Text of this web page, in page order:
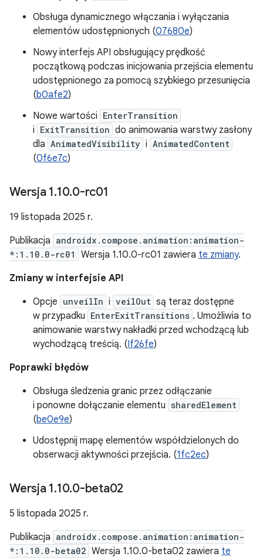
Obsługa dynamicznego włączania i wyłączania
elementów udostępnionych (07680e)
Nowy interfejs API obsługujący prędkość
początkową podczas inicjowania przejścia elementu
udostępnionego za pomocą szybkiego przesunięcia
(b0afe2)
Nowe wartości EnterTransition
i ExitTransition do animowania warstwy zasłony
dla AnimatedVisibility i AnimatedContent
(0f6e7c)
Wersja 1.10.0-rc01
19 listopada 2025 r.
Publikacja androidx.compose.animation:animation-
*:1.10.0-rc01
Wersja 1.10.0-rc01 zawiera te zmiany.
Zmiany w interfejsie API
Opcje unveilIn i veilOut są teraz dostępne
w przypadku EnterExitTransitions . Umożliwia to
animowanie warstwy nakładki przed wchodzącą lub
wychodzącą treścią. (If26fe)
Poprawki błędów
Obsługa śledzenia granic przez odłączanie
i ponowne dołączanie elementu sharedElement
(be0e9e)
Udostępnij mapę elementów współdzielonych do
obserwacji aktywności przejścia. (1fc2ec)
Wersja 1.10.0-beta02
5 listopada 2025 r.
Publikacja androidx.compose.animation:animation-
*:1.10.0-beta02 Wersja 1.10.0-beta02 zawiera te